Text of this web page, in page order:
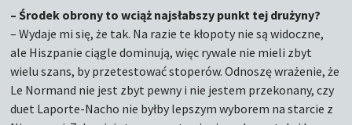
– Środek obrony to wciąż najsłabszy punkt tej drużyny?
– Wydaje mi się, że tak. Na razie te kłopoty nie są widoczne,
ale Hiszpanie ciągle dominują, więc rywale nie mieli zbyt
wielu szans, by przetestować stoperów. Odnoszę wrażenie, że
Le Normand nie jest zbyt pewny i nie jestem przekonany, czy
duet Laporte-Nacho nie byłby lepszym wyborem na starcie z